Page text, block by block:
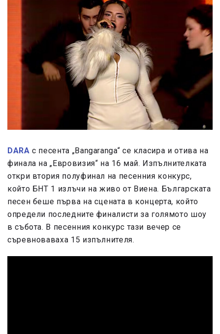
DARA с песента „Bangaranga“ се класира и отива на
финала на „Евровизия“ на 16 май. Изпълнителката
откри втория полуфинал на песенния конкурс,
който БНТ 1 излъчи на живо от Виена. Българската
песен беше първа на сцената в концерта, който
определи последните финалисти за голямото шоу
в събота. В песенния конкурс тази вечер се
съревноваваха 15 изпълнителя.